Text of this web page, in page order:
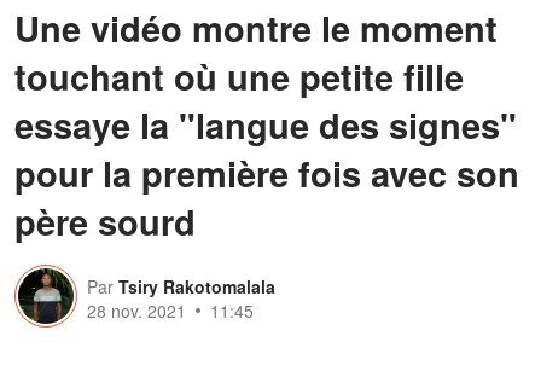
Une vidéo montre le moment
touchant où une petite fille
essaye la "langue des signes"
pour la première fois avec son
père sourd
Par Tsiry Rakotomalala
28 nov. 2021
11:45